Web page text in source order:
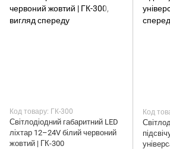
Код товару: ГК-300
Світлодіодний габаритний LED
ліхтар 12–24V білий червоний
жовтий | ГК-300
Код